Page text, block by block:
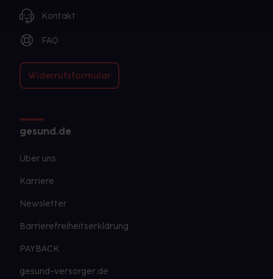
Kontakt
FAQ
Widerrufsformular
gesund.de
Über uns
Karriere
Newsletter
Barrierefreiheitserklärung
PAYBACK
gesund-versorger.de